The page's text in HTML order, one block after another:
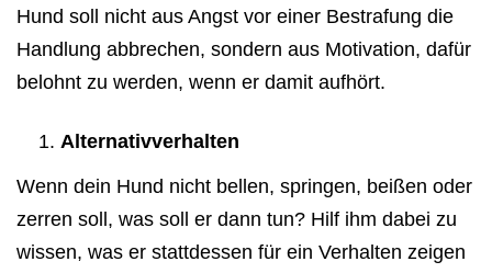
Hund soll nicht aus Angst vor einer Bestrafung die
Handlung abbrechen, sondern aus Motivation, dafür
belohnt zu werden, wenn er damit aufhört.
Alternativverhalten
Wenn dein Hund nicht bellen, springen, beißen oder
zerren soll, was soll er dann tun? Hilf ihm dabei zu
wissen, was er stattdessen für ein Verhalten zeigen